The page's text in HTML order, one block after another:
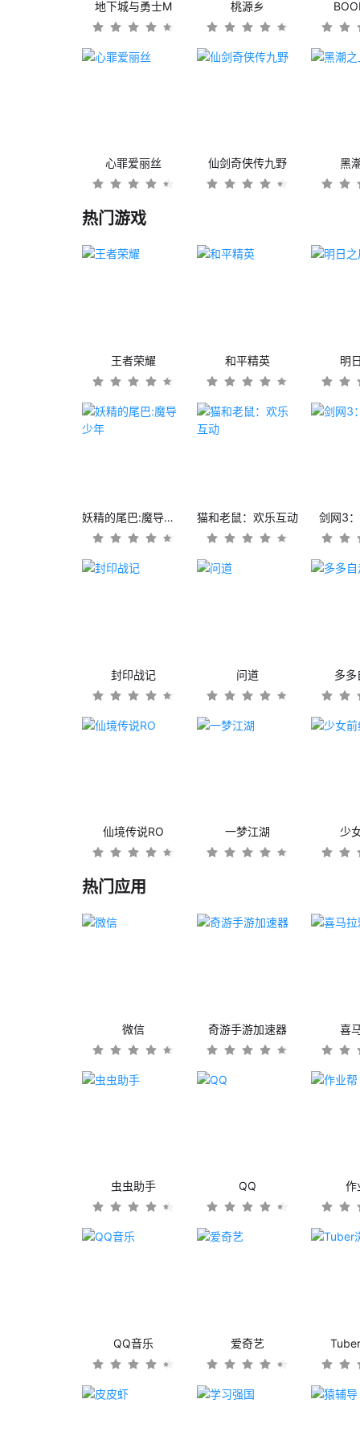
地下城与勇士M 桃源乡
心罪爱丽丝 仙剑奇侠传九野 黑
热门游戏
王者荣耀 和平精英 明
妖精的尾巴:魔导少年 猫和老鼠：欢乐互动 剑网3
封印战记 问道 多多
仙境传说RO 一梦江湖 少
热门应用
微信 奇游手游加速器 喜
虫虫助手 QQ 作
QQ音乐 爱奇艺